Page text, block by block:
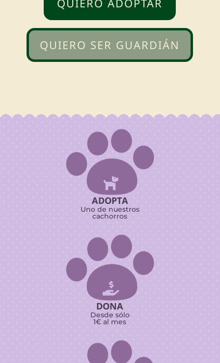
QUIERO SER GUARDIÁN

ADOPTA
Uno de nuestros
cachorros

DONA
Desde sólo
1€ al mes